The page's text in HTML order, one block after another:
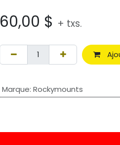
60,00 $ + txs.
Marque: Rockymounts